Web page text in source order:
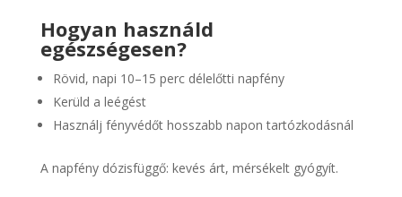
Hogyan használd
egészségesen?
Rövid, napi 10–15 perc délelőtti napfény
Kerüld a leégést
Használj fényvédőt hosszabb napon tartózkodásnál
A napfény dózisfüggő: kevés árt, mérsékelt gyógyít.